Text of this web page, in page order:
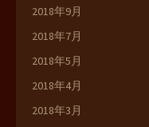
2018年9月
2018年7月
2018年5月
2018年4月
2018年3月